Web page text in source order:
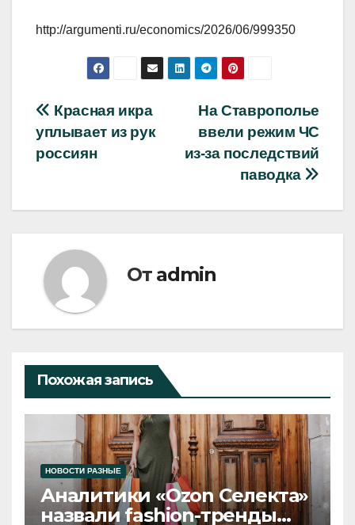
http://argumenti.ru/economics/2026/06/999350
Навигация
по
На Ставрополье
ввели режим ЧС
из-за последствий
паводка
Красная икра
уплывает из рук
россиян
От admin
Похожая запись
НОВОСТИ РАЗНЫЕ
Аналитики «Ozon Селекта»
назвали fashion-тренды